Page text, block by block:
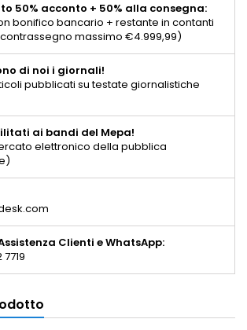
50% acconto + 50% alla consegna:
bonifico bancario + restante in contanti
massimo €4.999,99)
di noi i giornali!
pubblicati su testate giornalistiche
ai bandi del Mepa!
elettronico della pubblica
Clienti e WhatsApp:
7719